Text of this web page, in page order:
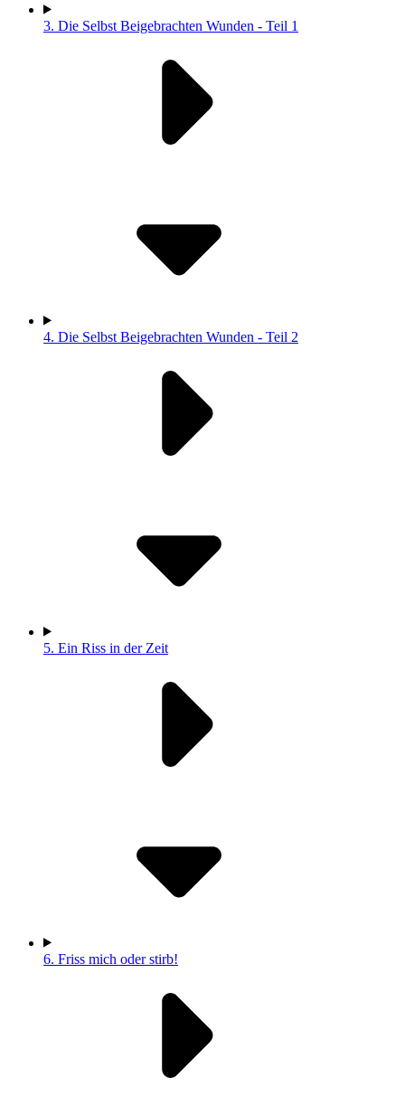
3. Die Selbst Beigebrachten Wunden - Teil 1
4. Die Selbst Beigebrachten Wunden - Teil 2
5. Ein Riss in der Zeit
6. Friss mich oder stirb!